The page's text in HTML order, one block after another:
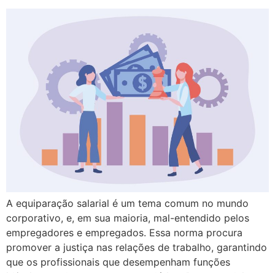
A equiparação salarial é um tema comum no mundo
corporativo, e, em sua maioria, mal-entendido pelos
empregadores e empregados. Essa norma procura
promover a justiça nas relações de trabalho, garantindo
que os profissionais que desempenham funções